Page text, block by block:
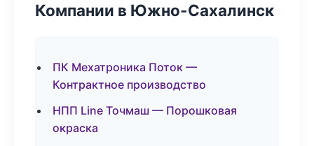
Компании в Южно-Сахалинск
ПК Мехатроника Поток —
Контрактное производство
НПП Line Точмаш — Порошковая
окраска